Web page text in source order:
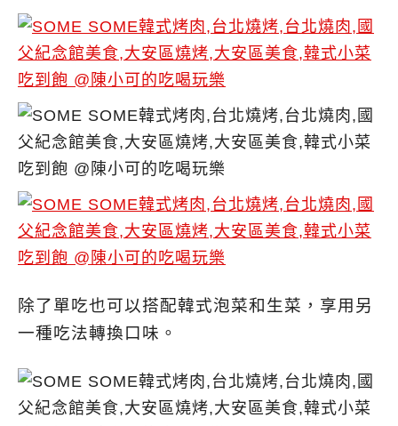
除了單吃也可以搭配韓式泡菜和生菜，享用另
一種吃法轉換口味。